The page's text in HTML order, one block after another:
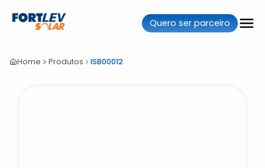
Quero ser parceiro
Home Produtos ISB00012